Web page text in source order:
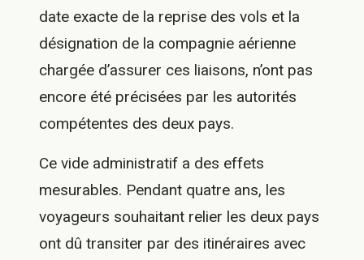
date exacte de la reprise des vols et la
désignation de la compagnie aérienne
chargée d’assurer ces liaisons, n’ont pas
encore été précisées par les autorités
compétentes des deux pays.
Ce vide administratif a des effets
mesurables. Pendant quatre ans, les
voyageurs souhaitant relier les deux pays
ont dû transiter par des itinéraires avec